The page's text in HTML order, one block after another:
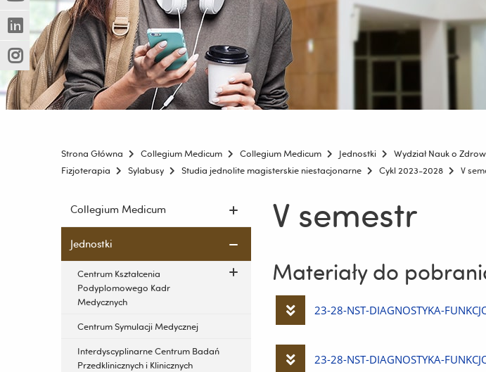
innej
strony)
okno)
do
innej
strony)
(Nowe
okno)
(Link
do
innej
strony)
(Nowe
okno)
(Link
do
innej
strony)
Strona Główna Collegium Medicum Collegium Medicum Jednostki Wydział Nauk o
Fizjoterapia
Sylabusy Studia jednolite magisterskie niestacjonarne Cykl 2023-2028 V
Pomiń
i
przejdź
do
treści
Collegium Medicum
Jednostki
Centrum Kształcenia
Podyplomowego Kadr
Medycznych
Centrum Symulacji Medycznej
Interdyscyplinarne Centrum Badań
Przedklinicznych i Klinicznych
V semestr
Materiały do
Pobierz
23-28-NST-DIAGNOSTYKA-
Pobierz
23-28-NST-DIAGNOSTYKA-